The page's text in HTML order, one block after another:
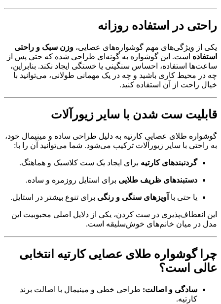
راحتی در استفاده روزانه
یکی از ویژگی‌های مهم گوشواره‌های عصایی، وزن سبک و راحتی
استفاده است. این گوشواره به گونه‌ای طراحی شده که حتی پس از
ساعت‌ها استفاده، احساس سنگینی یا خستگی ایجاد نکند. بنابراین،
چه در محیط کاری باشید و چه در یک مهمانی طولانی، می‌توانید با
خیال راحت از آن استفاده کنید.
قابلیت ست شدن با سایر زیورآلات
گوشواره طلای عصایی کارتیه به دلیل طراحی ساده و مینیمال خود،
به راحتی با سایر زیورآلات ترکیب می‌شود. شما می‌توانید آن را با:
گردنبندهای کارتیه برای ایجاد یک ست کلاسیک و هماهنگ.
دستبندهای ظریف طلایی برای استایل روزمره و ساده.
یا حتی با آویزهای سنگی و رنگی برای تنوع بیشتر در استایل.
این انعطاف‌پذیری در ست کردن، یکی از دلایل اصلی محبوبیت این
مدل در میان خانم‌های خوش‌سلیقه است.
چرا گوشواره طلای عصایی کارتیه انتخابی
عالی است؟
سادگی و اصالت: طراحی خطی و مینیمال با اصالت برند
کارتیه.